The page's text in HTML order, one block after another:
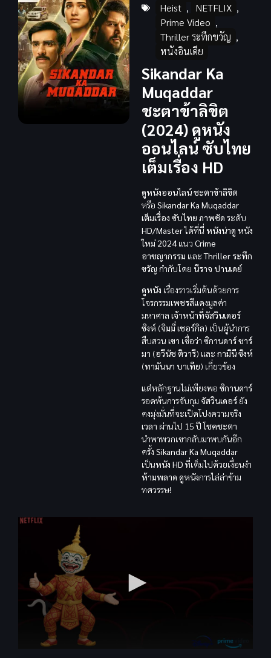
Heist , NETFLIX ,
Prime Video ,
Thriller ระทึกขวัญ ,
หนังอินเดีย
Sikandar Ka
Muqaddar
ชะตาข้าลิขิต
(2024) ดูหนัง
ออนไลน์ ซับไทย
เต็มเรื่อง HD
ดูหนังออนไลน์ชะตาข้าลิขิต
หรือ Sikandar Ka Muqaddar
เต็มเรื่อง ซับไทย ภาพชัด ระดับ
HD/Masterได้ที่นี่ หนังน่าดู หนัง
ใหม่ 2024 แนว Crime
อาชญากรรม และThriller ระทึก
ขวัญ กำกับโดย นีราจ ปานเดย์
ดูหนัง เรื่องราวเริ่มต้นด้วยการ
โจรกรรมเพชรสีแดงมูลค่า
มหาศาล เจ้าหน้าที่จัสวินเดอร์
ซิงห์ (จิมมี่ เชอร์กิล) เป็นผู้นำการ
สืบสวน เขา เชื่อว่า ซิกานดาร์ ชาร์
มา (อวีนัช ติวารี) และ กามินี ซิงห์
(ทามันนา บาเทีย) เกี่ยวข้อง
แต่หลักฐานไม่เพียงพอ ซิกานดาร์
รอดพ้นการจับกุม จัสวินเดอร์ ยัง
คงมุ่งมั่นที่จะเปิดโปงความจริง
เวลา ผ่านไป 15 ปีโชคชะตา
นำพาพวกเขากลับมาพบกันอีก
ครั้ง Sikandar Ka Muqaddar
เป็นหนัง HD ที่เต็มไปด้วยเงื่อนงำ
ห้ามพลาด ดูหนังการไล่ล่าข้าม
ทศวรรษ!